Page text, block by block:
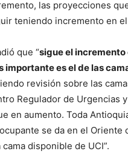
las proyecciones
teniendo incremento en
que “sigue el incremento
importante es el de las
revisión sobre las
Regulador de Urgencias
en aumento. Toda
se da en el Oriente
cama disponible de UCI”.